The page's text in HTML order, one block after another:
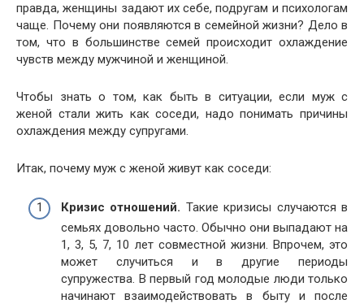
правда, женщины задают их себе, подругам и психологам
чаще. Почему они появляются в семейной жизни? Дело в
том, что в большинстве семей происходит охлаждение
чувств между мужчиной и женщиной.
Чтобы знать о том, как быть в ситуации, если муж с
женой стали жить как соседи, надо понимать причины
охлаждения между супругами.
Итак, почему муж с женой живут как соседи:
Кризис отношений. Такие кризисы случаются в
семьях довольно часто. Обычно они выпадают на
1, 3, 5, 7, 10 лет совместной жизни. Впрочем, это
может случиться и в другие периоды
супружества. В первый год молодые люди только
начинают взаимодействовать в быту и после